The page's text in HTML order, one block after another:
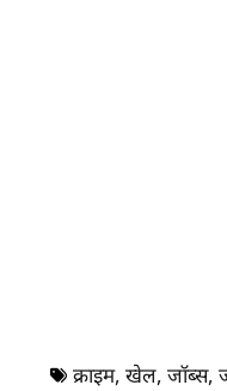
क्राइम, खेल, जॉब्स,